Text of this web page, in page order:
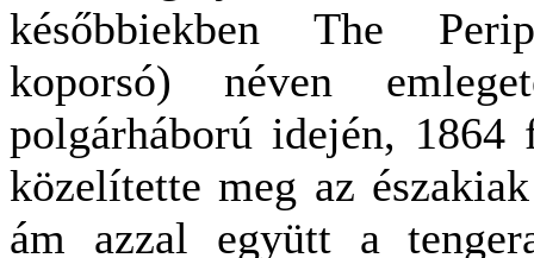
későbbiekben The
koporsó) néven
polgárháború idején,
közelítette meg az
ám azzal együtt a